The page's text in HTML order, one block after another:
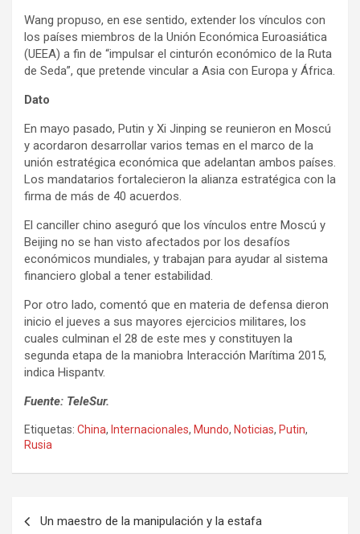
Wang propuso, en ese sentido, extender los vínculos con
los países miembros de la Unión Económica Euroasiática
(UEEA) a fin de “impulsar el cinturón económico de la Ruta
de Seda”, que pretende vincular a Asia con Europa y África.
Dato
En mayo pasado, Putin y Xi Jinping se reunieron en Moscú
y acordaron desarrollar varios temas en el marco de la
unión estratégica económica que adelantan ambos países.
Los mandatarios fortalecieron la alianza estratégica con la
firma de más de 40 acuerdos.
El canciller chino aseguró que los vínculos entre Moscú y
Beijing no se han visto afectados por los desafíos
económicos mundiales, y trabajan para ayudar al sistema
financiero global a tener estabilidad.
Por otro lado, comentó que en materia de defensa dieron
inicio el jueves a sus mayores ejercicios militares, los
cuales culminan el 28 de este mes y constituyen la
segunda etapa de la maniobra Interacción Marítima 2015,
indica Hispantv.
Fuente: TeleSur.
Etiquetas: China, Internacionales, Mundo, Noticias, Putin,
Rusia
Un maestro de la manipulación y la estafa